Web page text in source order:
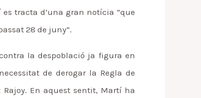
tracta d’una gran notícia “que
28 de juny”.
la despoblació ja figura en
de derogar la Regla de
En aquest sentit, Martí ha